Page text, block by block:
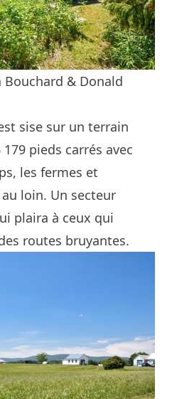
Bouchard & Donald
sise sur un terrain
pieds carrés avec
les fermes et
loin. Un secteur
plaira à ceux qui
routes bruyantes.